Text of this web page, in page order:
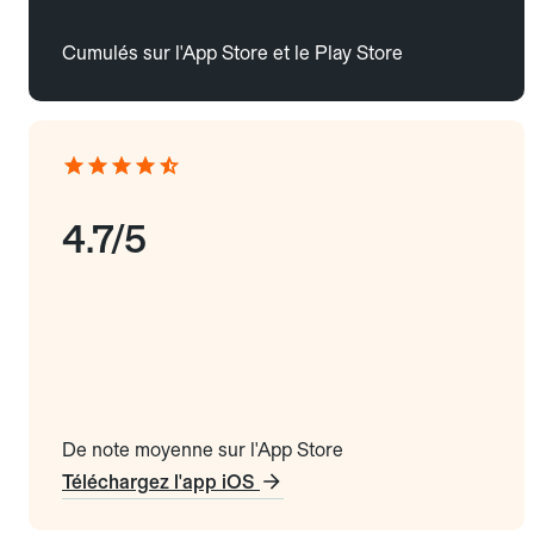
Cumulés sur l'App Store et le Play Store
4.7/5
De note moyenne sur l'App Store
Téléchargez l'app iOS